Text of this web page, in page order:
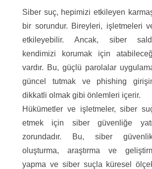
Siber suç, hepimizi etkileyen
bir sorundur. Bireyleri, işletmeleri
etkileyebilir. Ancak, siber
kendimizi korumak için
vardır. Bu, güçlü parolalar
güncel tutmak ve phishing
dikkatli olmak gibi önlemleri içerir.
Hükümetler ve işletmeler, siber
etmek için siber güvenliğe
zorundadır. Bu, siber
oluşturma, araştırma ve
yapma ve siber suçla küresel